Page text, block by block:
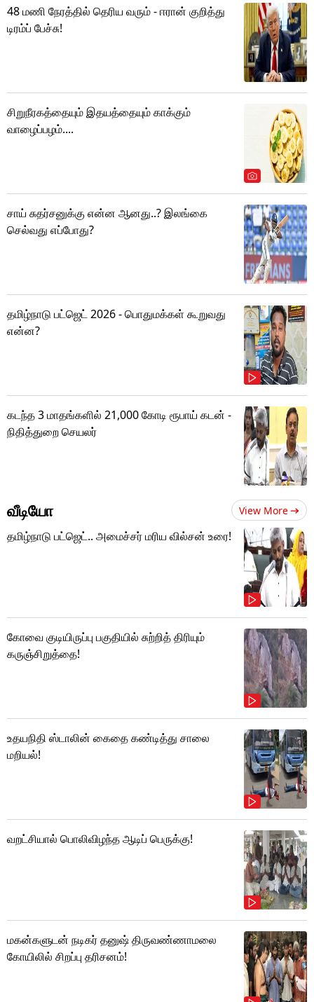
48 மணி நேரத்தில் தெரிய வரும் - ஈரான் குறித்து
டிரம்ப் பேச்சு!
சிறுநீரகத்தையும் இதயத்தையும் காக்கும்
வாழைப்பழம்....
சாய் சுதர்சனுக்கு என்ன ஆனது..? இலங்கை
செல்வது எப்போது?
தமிழ்நாடு பட்ஜெட் 2026 - பொதுமக்கள் கூறுவது
என்ன?
கடந்த 3 மாதங்களில் 21,000 கோடி ரூபாய் கடன் -
நிதித்துறை செயலர்
வீடியோ View More
தமிழ்நாடு பட்ஜெட்.. அமைச்சர் மரிய வில்சன் உரை!
கோவை குடியிருப்பு பகுதியில் சுற்றித் திரியும்
கருஞ்சிறுத்தை!
உதயநிதி ஸ்டாலின் கைதை கண்டித்து சாலை
மறியல்!
வறட்சியால் பொலிவிழந்த ஆடிப் பெருக்கு!
மகன்களுடன் நடிகர் தனுஷ் திருவண்ணாமலை
கோயிலில் சிறப்பு தரிசனம்!